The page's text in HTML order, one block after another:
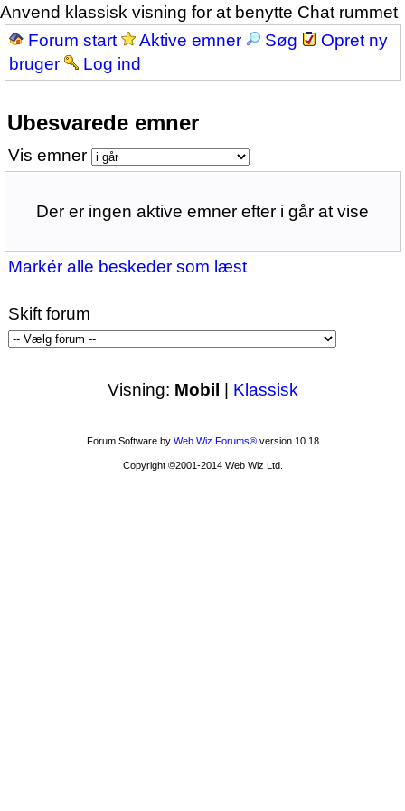
Anvend klassisk visning for at benytte Chat rummet
Forum start Aktive emner Søg
Opret ny
bruger
Log ind
Ubesvarede emner
Vis emner
Der er ingen aktive emner efter i går at vise
Markér alle beskeder som læst
Skift forum
Visning: Mobil | Klassisk
Forum Software by Web Wiz Forums®version 10.18
Copyright ©2001-2014 Web Wiz Ltd.